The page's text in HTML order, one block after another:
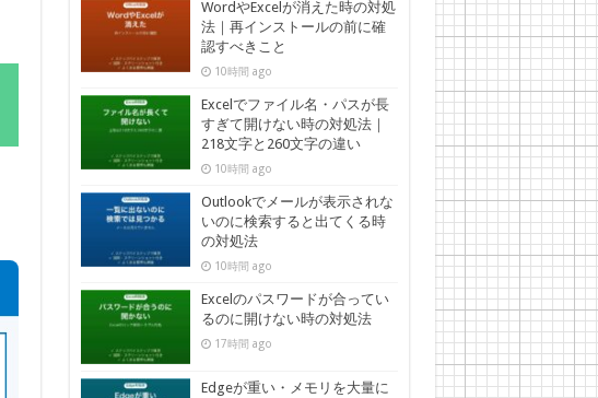
WordやExcelが消えた時の対処
法｜再インストールの前に確
認すべきこと
10時間 ago
Excelでファイル名・パスが長
すぎて開けない時の対処法｜
218文字と260文字の違い
10時間 ago
Outlookでメールが表示されな
いのに検索すると出てくる時
の対処法
10時間 ago
Excelのパスワードが合ってい
るのに開けない時の対処法
17時間 ago
Edgeが重い・メモリを大量に